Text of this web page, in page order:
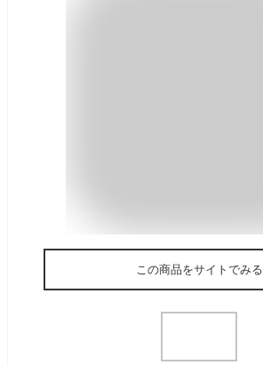
この商品をサイトでみる